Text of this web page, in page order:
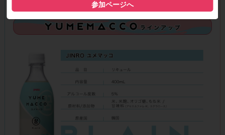
参加ページへ